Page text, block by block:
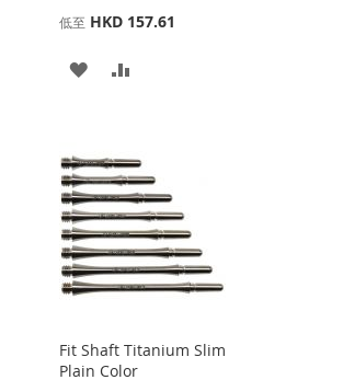
低至 HKD 157.61
添
收
藏
夾
比
較
Fit Shaft Titanium Slim
Plain Color